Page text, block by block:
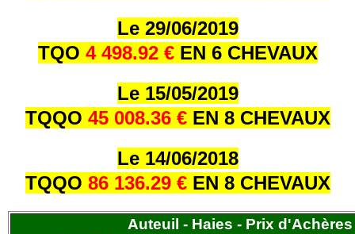
Le 29/06/2019
TQO 4 498.92 € EN 6 CHEVAUX
Le 15/05/2019
TQQO 45 008.36 € EN 8 CHEVAUX
Le 14/06/2018
TQQO 86 136.29 € EN 8 CHEVAUX
Auteuil - Haies - Prix d'Achères